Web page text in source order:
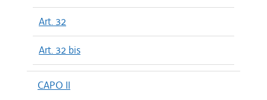
Art. 32
Art. 32 bis
CAPO II